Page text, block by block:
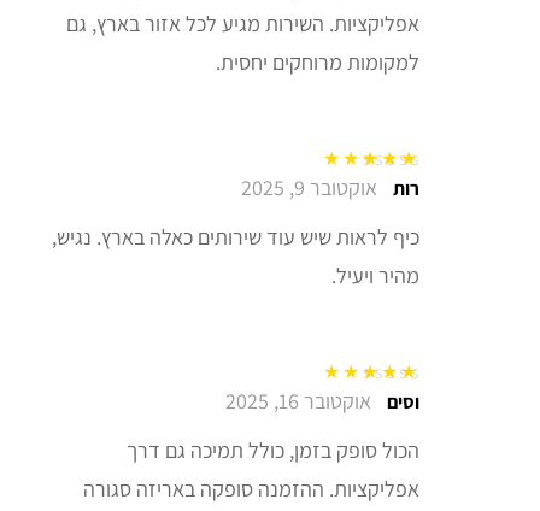
אפליקציות. השירות מגיע לכל אזור בארץ, גם
למקומות מרוחקים יחסית.
דורג5מתוך 5 רות אוקטובר 9, 2025
כיף לראות שיש עוד שירותים כאלה בארץ. נגיש,
מהיר ויעיל.
דורג5מתוך 5 וסים אוקטובר 16, 2025
הכול סופק בזמן, כולל תמיכה גם דרך
אפליקציות. ההזמנה סופקה באריזה סגורה